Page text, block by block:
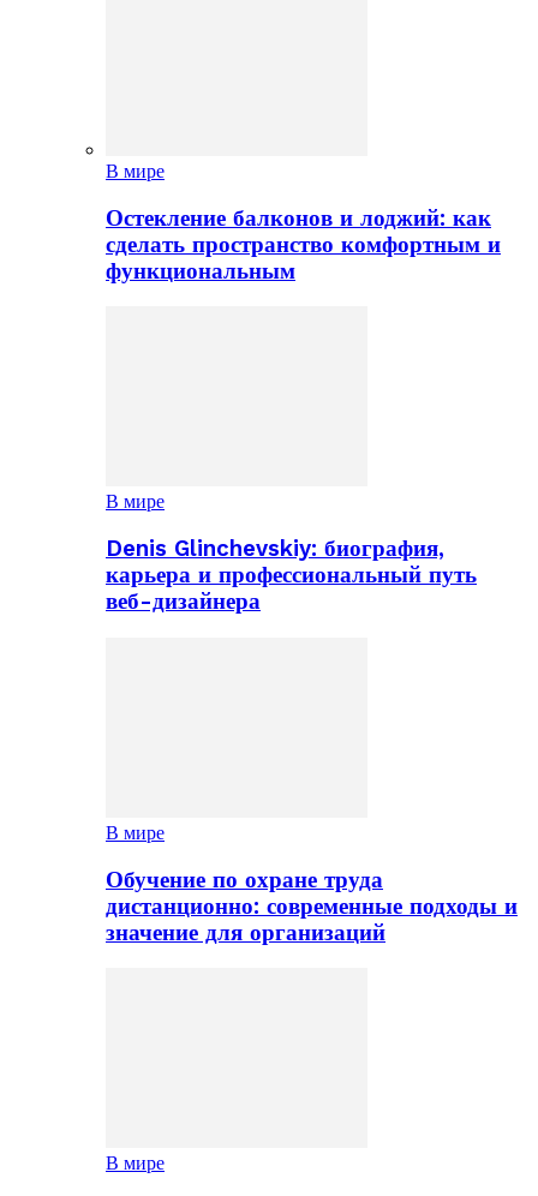
В мире
Остекление балконов и лоджий: как
сделать пространство комфортным и
функциональным
В мире
Denis Glinchevskiy: биография,
карьера и профессиональный путь
веб-дизайнера
В мире
Обучение по охране труда
дистанционно: современные подходы и
значение для организаций
В мире